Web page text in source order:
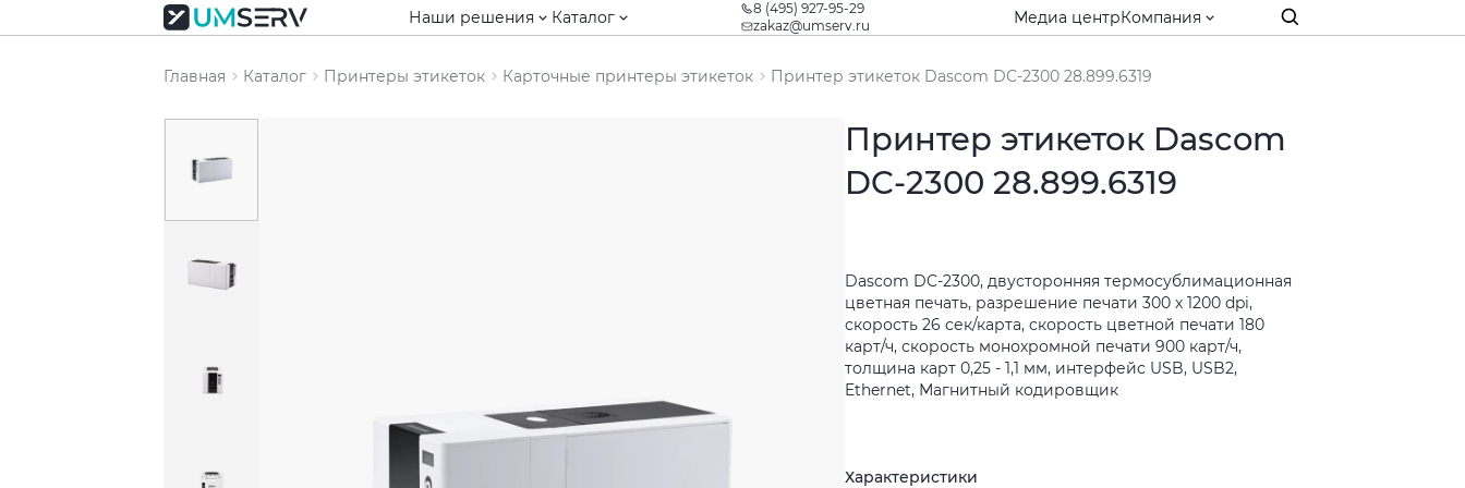
Наши решения Каталог
8 (495) 927-95-29
zakaz@umserv.ru
Медиа центрКомпания
Главная Каталог Принтеры этикеток Карточные принтеры этикеток Принтер этикеток Dascom DC-2300 28.899.6319
Принтер этикеток Dascom
DC-2300 28.899.6319
Dascom DC-2300, двусторонняя термосублимационная
цветная печать, разрешение печати 300 х 1200 dpi,
скорость 26 сек/карта, скорость цветной печати 180
карт/ч, скорость монохромной печати 900 карт/ч,
толщина карт 0,25 - 1,1 мм, интерфейс USB, USB2,
Ethernet, Магнитный кодировщик
Характеристики